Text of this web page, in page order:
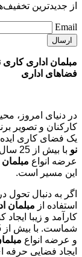
از جدیدترین
Email
مبلمان اداری کاری
فضاهای اداری
در دنیای امروز،
کارکنان و تصویر
یک فضای کاری
نو
با
عرضه انواع
این مسیر است.
اگر به دنبال تحول
استفاده از مبلمان
کارآمد و زیبا ایجاد
و عرضه انواع
ایجاد فضایی